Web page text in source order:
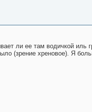
ли ее там водичкой иль
(зрение хреновое). Я